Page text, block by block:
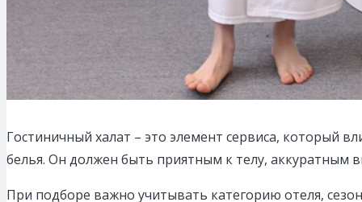
Гостиничный халат – это элемент сервиса, который
белья. Он должен быть приятным к телу,
При подборе важно учитывать категорию отеля,